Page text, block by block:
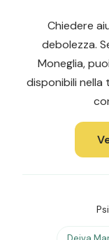
Chiedere
debolezza.
Moneglia,
disponibili nella